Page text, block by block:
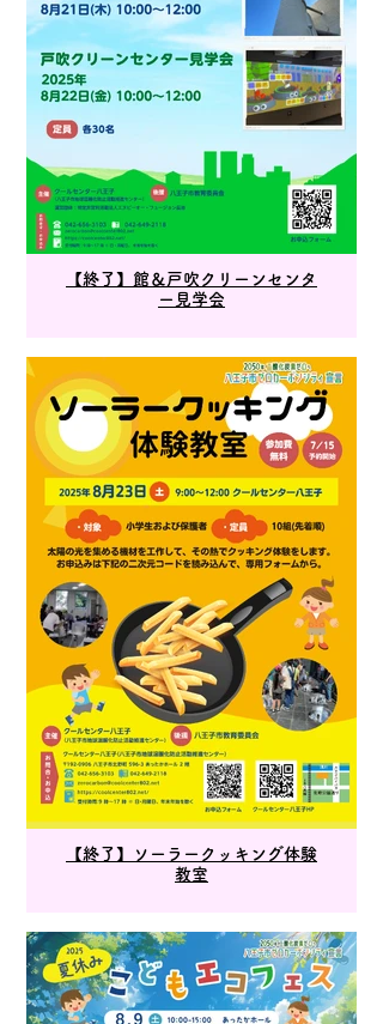
【終了】館＆戸吹クリーンセンタ
ー見学会
【終了】ソーラークッキング体験
教室